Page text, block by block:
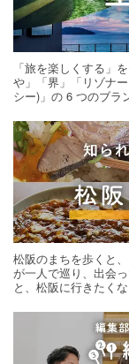
「旅を楽しくする」
や」「界」「リゾナ
シー)」の 6 つのブラ
松阪のまちを歩くと
が一人で巡り、出会
と、松阪に行きたくな